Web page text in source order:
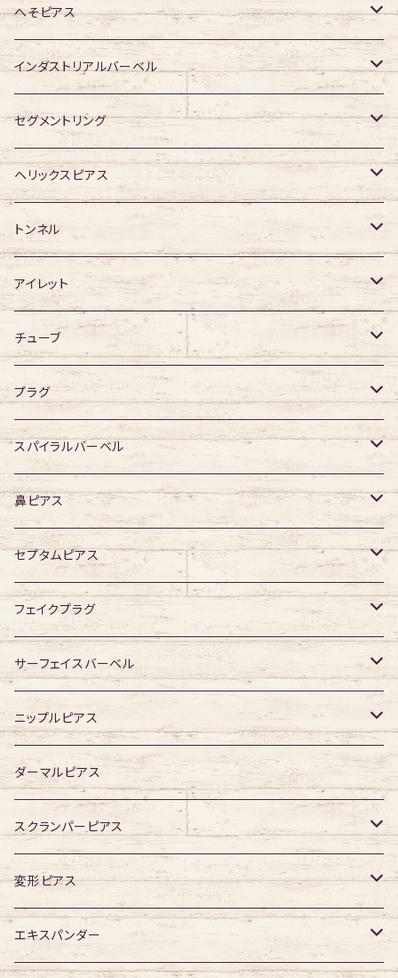
ジュエル有り
ジュエル有り
ジュエル無し
ジュエル有り
アクリル・その他
ジュエル無し
ジュエル有り
サージカルチタン
ジュエル無し
ジュエル有り
アクリル・その他
ジュエル無し
ジュエル有り
へそピアス
316Lサージカルステンレス
ジュエル無し
ジュエル有り
サージカルチタン
ジュエル無し
ジュエル有り
アクリル
インダストリアルバーベル
316Lサージカルステンレス
ジュエル無し
ジュエル有り
サージカルチタン
ジュエル無し
ジュエル有り
セグメントリング
316Lサージカルステンレス
サージカルチタン
アクリル
ヘリックスピアス
ジュエル無し
ジュエル有り
トンネル
316Lサージカルステンレス
デザイン無し
デザイン有り
アクリル
アイレット
シングルフレア
ダブルフレア
チューブ
デザイン無し
デザイン有り
プラグ
デザイン無し
デザイン有り
スパイラルバーベル
316Lサージカルステンレス
ジュエル無し
ジュエル有り
サージカルチタン
ジュエル無し
ジュエル有り
鼻ピアス
ジュエル無し
ジュエル有り
セプタムピアス
ジュエル無し
ジュエル有り
フェイクプラグ
ジュエル無し
ジュエル有り
サーフェイスバーベル
ジュエル無し
ジュエル有り
ニップルピアス
ジュエル無し
ジュエル有り
ダーマルピアス
スクランパーピアス
16G
14G
変形ピアス
ジュエル無し
エキスパンダー